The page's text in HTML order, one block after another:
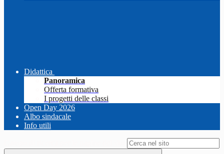
Didattica
Panoramica
Offerta formativa
I progetti delle classi
Open Day 2026
Albo sindacale
Info utili